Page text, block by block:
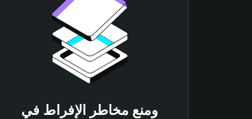
ومنع مخاطر الإفراط في